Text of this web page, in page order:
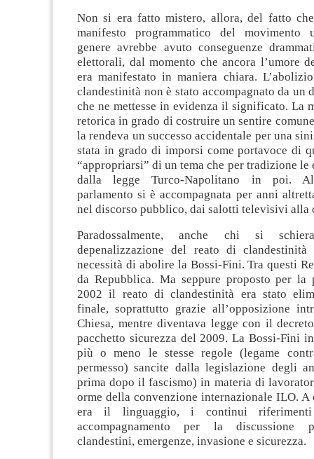
Non si era fatto mistero, allora, del fatto
manifesto programmatico del movimento
genere avrebbe avuto conseguenze
elettorali, dal momento che ancora l’umore
era manifestato in maniera chiara.
clandestinità non è stato accompagnato da un
che ne mettesse in evidenza il significato. La
retorica in grado di costruire un sentire
la rendeva un successo accidentale per una
stata in grado di imporsi come portavoce di
“appropriarsi” di un tema che per tradizione le
dalla legge Turco-Napolitano in poi.
parlamento si è accompagnata per anni
nel discorso pubblico, dai salotti televisivi alla
Paradossalmente, anche chi si
depenalizzazione del reato di
necessità di abolire la Bossi-Fini. Tra questi
da Repubblica. Ma seppure proposto per
2002 il reato di clandestinità era stato
finale, soprattutto grazie all’opposizione
Chiesa, mentre diventava legge con il
pacchetto sicurezza del 2009. La Bossi-Fini
più o meno le stesse regole (legame
permesso) sancite dalla legislazione degli
prima dopo il fascismo) in materia di
orme della convenzione internazionale ILO. A
era il linguaggio, i continui
accompagnamento per la discussione
clandestini, emergenze, invasione e sicurezza.